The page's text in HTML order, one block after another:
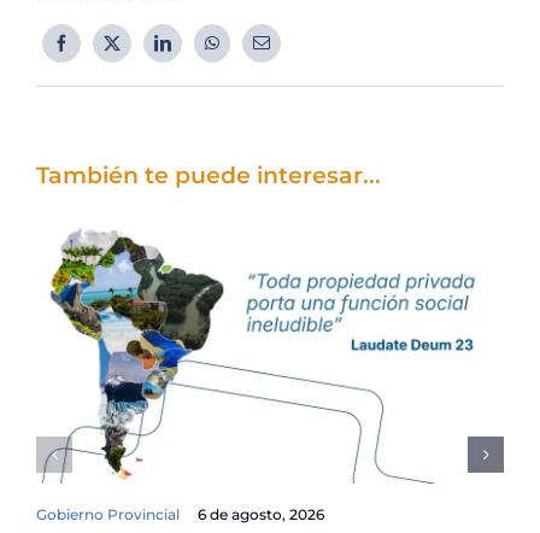
También te puede interesar...
Gobierno Provincial 6 de agosto, 2026